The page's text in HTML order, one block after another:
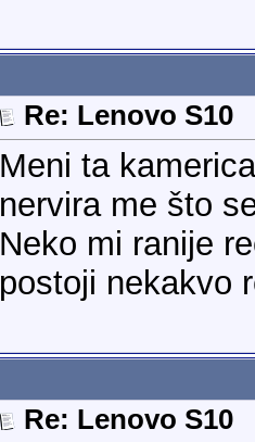
Re: Lenovo S10
Meni ta
nervira me što
Neko mi ranije
postoji nekakvo
Re: Lenovo S10